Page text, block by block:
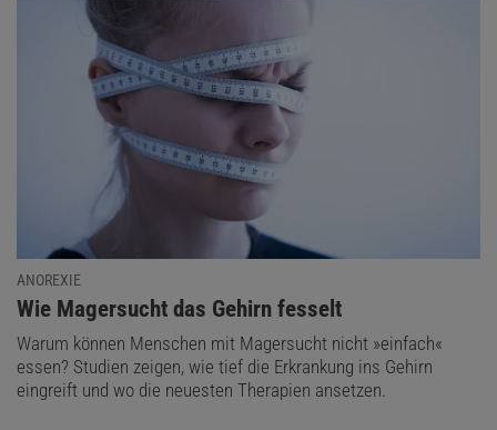
ANOREXIE
:
Wie Magersucht das Gehirn fesselt
Warum können Menschen mit Magersucht nicht »einfach«
essen? Studien zeigen, wie tief die Erkrankung ins Gehirn
eingreift und wo die neuesten Therapien ansetzen.